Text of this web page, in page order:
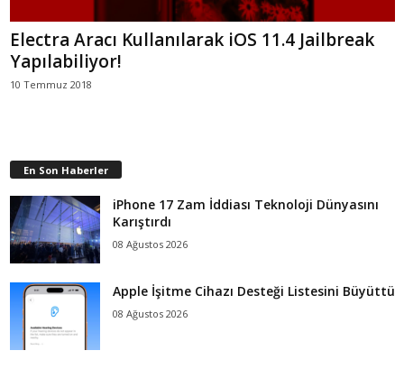
Electra Aracı Kullanılarak iOS 11.4 Jailbreak
Yapılabiliyor!
10 Temmuz 2018
En Son Haberler
iPhone 17 Zam İddiası Teknoloji Dünyasını
Karıştırdı
08 Ağustos 2026
Apple İşitme Cihazı Desteği Listesini Büyüttü
08 Ağustos 2026